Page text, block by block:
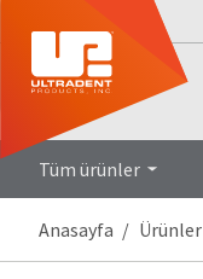
Tüm ürünler
Anasayfa Ürünler